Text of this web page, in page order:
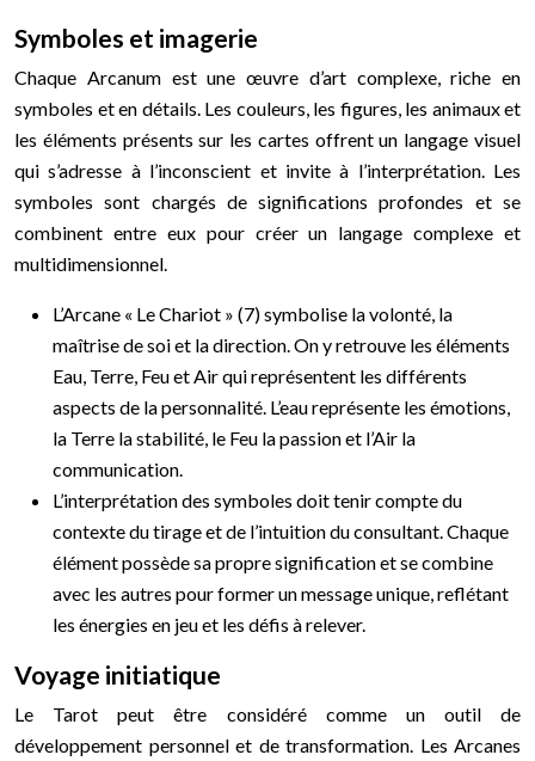
Symboles et imagerie
Chaque Arcanum est une œuvre d’art complexe, riche en
symboles et en détails. Les couleurs, les figures, les animaux et
les éléments présents sur les cartes offrent un langage visuel
qui s’adresse à l’inconscient et invite à l’interprétation. Les
symboles sont chargés de significations profondes et se
combinent entre eux pour créer un langage complexe et
multidimensionnel.
L’Arcane « Le Chariot » (7) symbolise la volonté, la
maîtrise de soi et la direction. On y retrouve les éléments
Eau, Terre, Feu et Air qui représentent les différents
aspects de la personnalité. L’eau représente les émotions,
la Terre la stabilité, le Feu la passion et l’Air la
communication.
L’interprétation des symboles doit tenir compte du
contexte du tirage et de l’intuition du consultant. Chaque
élément possède sa propre signification et se combine
avec les autres pour former un message unique, reflétant
les énergies en jeu et les défis à relever.
Voyage initiatique
Le Tarot peut être considéré comme un outil de
développement personnel et de transformation. Les Arcanes